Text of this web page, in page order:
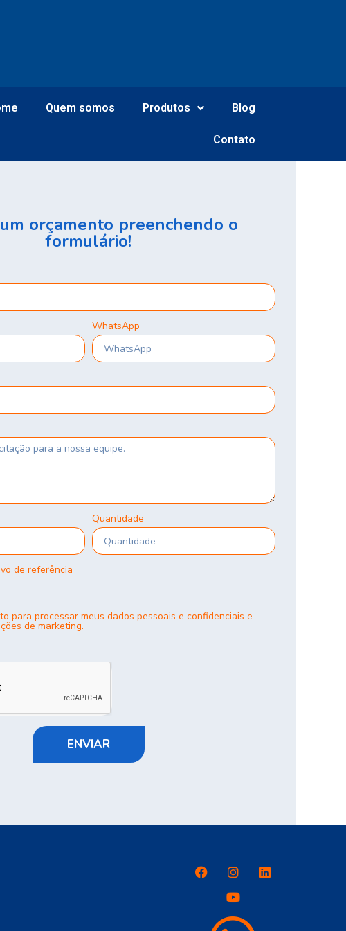
Quem somos Produtos Blog
Contato
orçamento preenchendo o
formulário!
WhatsApp
Quantidade
de referência
para processar meus dados pessoais e confidenciais e
de marketing.
ENVIAR